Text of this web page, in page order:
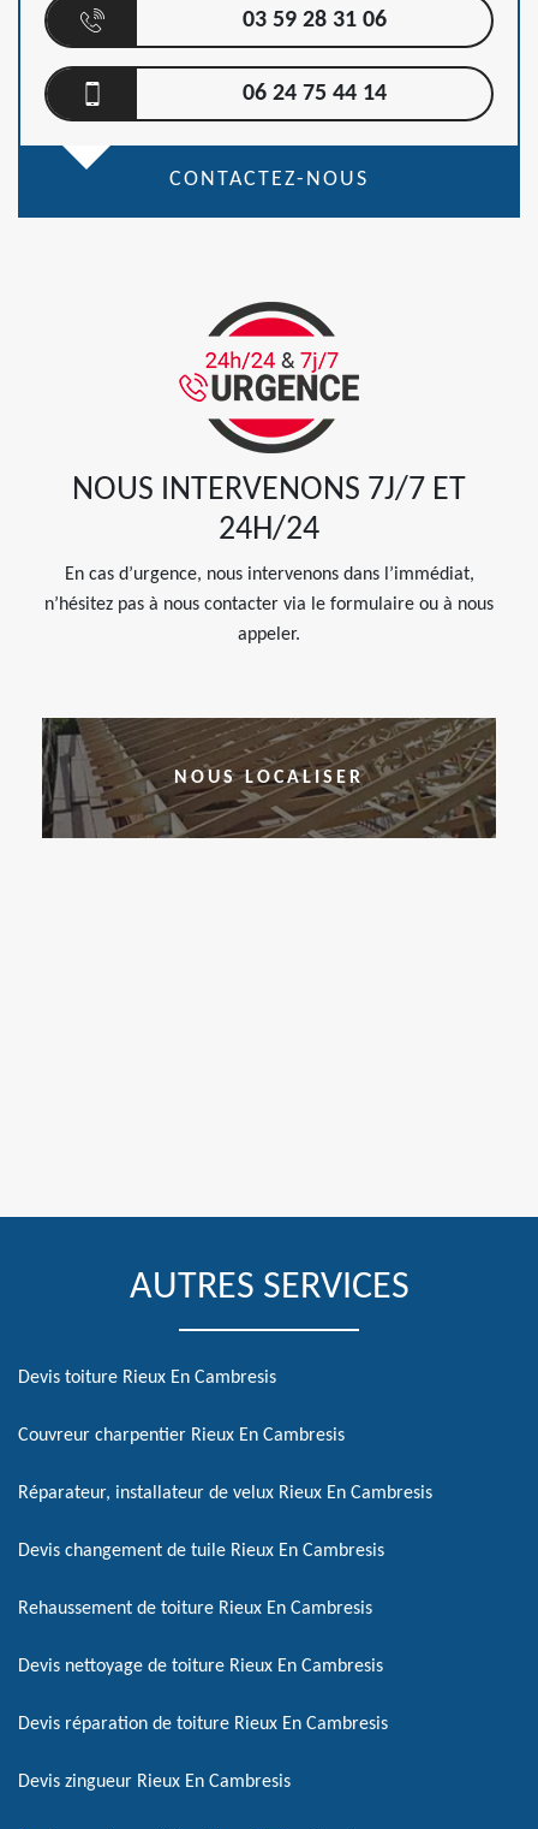
03 59 28 31 06
06 24 75 44 14
CONTACTEZ-NOUS
NOUS INTERVENONS 7J/7 ET
24H/24
En cas d’urgence, nous intervenons dans l’immédiat,
n’hésitez pas à nous contacter via le formulaire ou à nous
appeler.
NOUS LOCALISER
AUTRES SERVICES
Devis toiture Rieux En Cambresis
Couvreur charpentier Rieux En Cambresis
Réparateur, installateur de velux Rieux En Cambresis
Devis changement de tuile Rieux En Cambresis
Rehaussement de toiture Rieux En Cambresis
Devis nettoyage de toiture Rieux En Cambresis
Devis réparation de toiture Rieux En Cambresis
Devis zingueur Rieux En Cambresis